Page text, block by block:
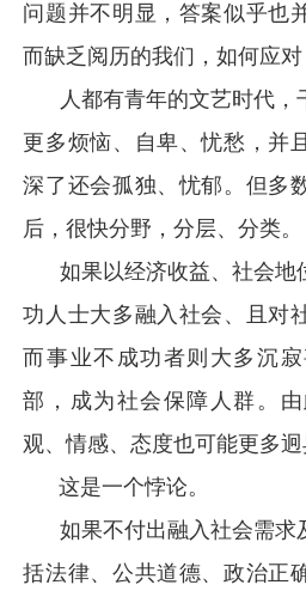
问题并不明显，答案似乎也
而缺乏阅历的我们，如何应对
人都有青年的文艺时代，
更多烦恼、自卑、忧愁，并
深了还会孤独、忧郁。但多
后，很快分野，分层、分类。
如果以经济收益、社会地
功人士大多融入社会、且对
而事业不成功者则大多沉
部，成为社会保障人群。
观、情感、态度也可能更多迥
这是一个悖论。
如果不付出融入社会需求
括法律、公共道德、政治正